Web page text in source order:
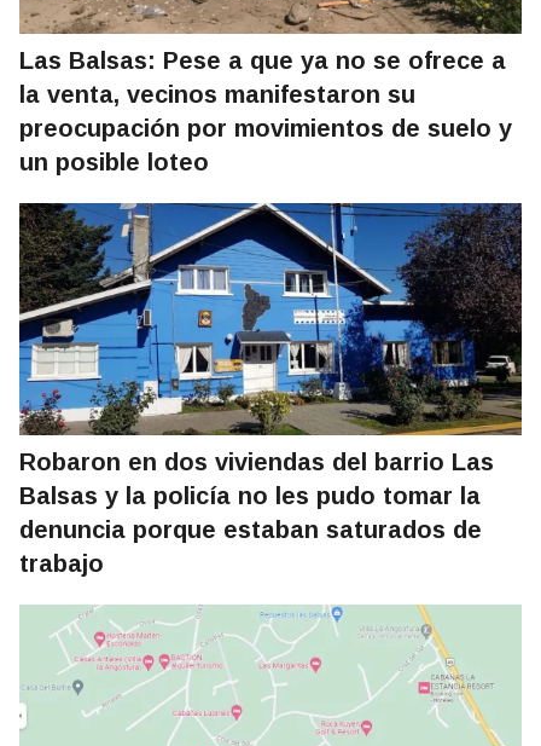
Las Balsas: Pese a que ya no se ofrece a
la venta, vecinos manifestaron su
preocupación por movimientos de suelo y
un posible loteo
Robaron en dos viviendas del barrio Las
Balsas y la policía no les pudo tomar la
denuncia porque estaban saturados de
trabajo